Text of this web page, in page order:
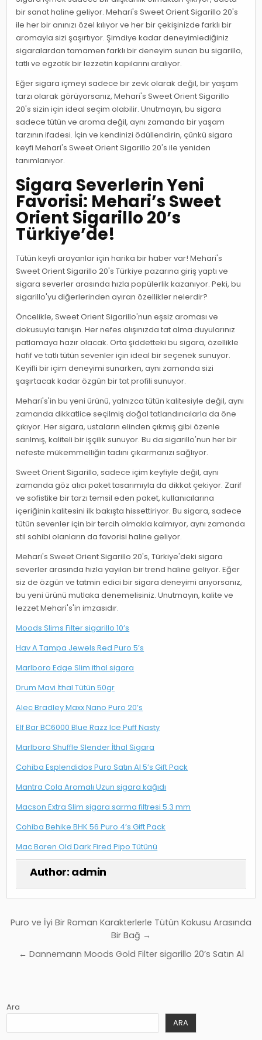
bir sanat haline geliyor. Mehari's Sweet Orient Sigarillo 20's
ile her bir anınızı özel kılıyor ve her bir çekişinizde farklı bir
aromayla sizi şaşırtıyor. Şimdiye kadar deneyimlediğiniz
sigaralardan tamamen farklı bir deneyim sunan bu sigarillo,
tatlı ve egzotik bir lezzetin kapılarını aralıyor.
Eğer sigara içmeyi sadece bir zevk olarak değil, bir yaşam
tarzı olarak görüyorsanız, Mehari's Sweet Orient Sigarillo
20's sizin için ideal seçim olabilir. Unutmayın, bu sigara
sadece tütün ve aroma değil, aynı zamanda bir yaşam
tarzının ifadesi. İçin ve kendinizi ödüllendirin, çünkü sigara
keyfi Mehari's Sweet Orient Sigarillo 20's ile yeniden
tanımlanıyor.
Sigara Severlerin Yeni
Favorisi: Mehari’s Sweet
Orient Sigarillo 20’s
Türkiye’de!
Tütün keyfi arayanlar için harika bir haber var! Mehari's
Sweet Orient Sigarillo 20's Türkiye pazarına giriş yaptı ve
sigara severler arasında hızla popülerlik kazanıyor. Peki, bu
sigarillo'yu diğerlerinden ayıran özellikler nelerdir?
Öncelikle, Sweet Orient Sigarillo'nun eşsiz aroması ve
dokusuyla tanışın. Her nefes alışınızda tat alma duyularınız
patlamaya hazır olacak. Orta şiddetteki bu sigara, özellikle
hafif ve tatlı tütün sevenler için ideal bir seçenek sunuyor.
Keyifli bir içim deneyimi sunarken, aynı zamanda sizi
şaşırtacak kadar özgün bir tat profili sunuyor.
Mehari's'in bu yeni ürünü, yalnızca tütün kalitesiyle değil, aynı
zamanda dikkatlice seçilmiş doğal tatlandırıcılarla da öne
çıkıyor. Her sigara, ustaların elinden çıkmış gibi özenle
sarılmış, kaliteli bir işçilik sunuyor. Bu da sigarillo'nun her bir
nefeste mükemmelliğin tadını çıkarmanızı sağlıyor.
Sweet Orient Sigarillo, sadece içim keyfiyle değil, aynı
zamanda göz alıcı paket tasarımıyla da dikkat çekiyor. Zarif
ve sofistike bir tarzı temsil eden paket, kullanıcılarına
içeriğinin kalitesini ilk bakışta hissettiriyor. Bu sigara, sadece
tütün sevenler için bir tercih olmakla kalmıyor, aynı zamanda
stil sahibi olanların da favorisi haline geliyor.
Mehari's Sweet Orient Sigarillo 20's, Türkiye'deki sigara
severler arasında hızla yayılan bir trend haline geliyor. Eğer
siz de özgün ve tatmin edici bir sigara deneyimi arıyorsanız,
bu yeni ürünü mutlaka denemelisiniz. Unutmayın, kalite ve
lezzet Mehari's'in imzasıdır.
Moods Slims Filter sigarillo 10’s
Hav A Tampa Jewels Red Puro 5’s
Marlboro Edge Slim ithal sigara
Drum Mavi İthal Tütün 50gr
Alec Bradley Maxx Nano Puro 20’s
Elf Bar BC6000 Blue Razz Ice Puff Nasty
Marlboro Shuffle Slender İthal Sigara
Cohiba Esplendidos Puro Satın Al 5’s Gift Pack
Mantra Cola Aromalı Uzun sigara kağıdı
Macson Extra Slim sigara sarma filtresi 5.3 mm
Cohiba Behike BHK 56 Puro 4’s Gift Pack
Mac Baren Old Dark Fired Pipo Tütünü
Author: admin
Yazı
Puro ve İyi Bir Roman Karakterlerle Tütün Kokusu Arasında
Bir Bağ →
← Dannemann Moods Gold Filter sigarillo 20’s Satın Al
Ara
ARA